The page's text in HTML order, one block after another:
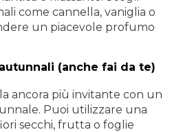
come cannella, vaniglia o
un piacevole profumo
(anche fai da te)
ancora più invitante con un
Puoi utilizzare una
secchi, frutta o foglie